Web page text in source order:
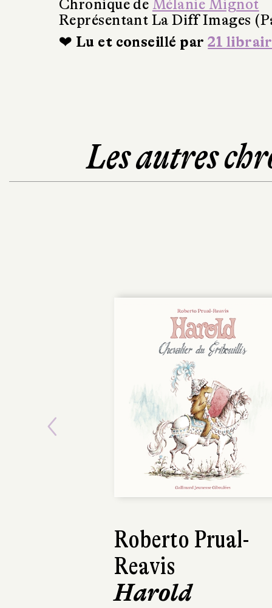
Chronique de Mélanie Mignot
Représentant La Diff Images
❤ Lu et conseillé par21
Les autres
Roberto Prual-
Reavis
Harold
Previous